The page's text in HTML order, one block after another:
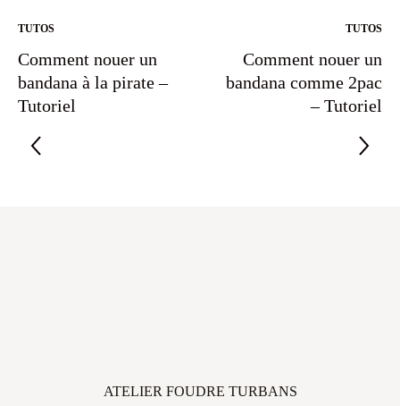
TUTOS
Comment nouer un
bandana à la pirate –
Tutoriel
TUTOS
Comment nouer un
bandana comme 2pac
– Tutoriel
ATELIER FOUDRE TURBANS